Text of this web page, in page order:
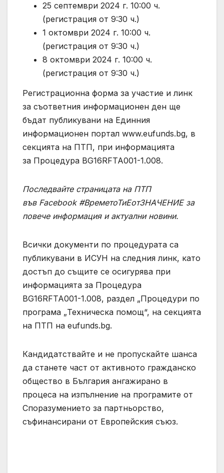
25 септември 2024 г. 10:00 ч.
(регистрация от 9:30 ч.)
1 октомври 2024 г. 10:00 ч.
(регистрация от 9:30 ч.)
8 октомври 2024 г. 10:00 ч.
(регистрация от 9:30 ч.)
Регистрационна форма за участие и линк
за съответния информационен ден ще
бъдат публикувани на Единния
информационен портал www.eufunds.bg, в
секцията на ПТП, при информацията
за Процедура BG16RFTA001-1.008.
Последвайте страницата на ПТП
във Facebook #ВреметоТиЕотЗНАЧЕНИЕза
повече информация и актуални новини.
Всички документи по процедурата са
публикувани в ИСУН на следния линк, като
достъп до същите се осигурява при
информацията за Процедура
BG16RFTA001-1.008, раздел „Процедури по
програма „Техническа помощ“, на секцията
на ПТП на eufunds.bg.
Кандидатствайте и не пропускайте шанса
да станете част от активното гражданско
общество в България ангажирано в
процеса на изпълнение на програмите от
Споразумението за партньорство,
съфинансирани от Европейския съюз.